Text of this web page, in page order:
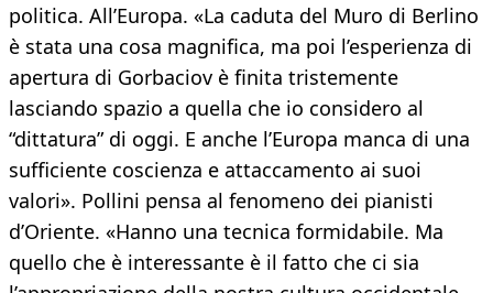
politica. All’Europa. «La caduta del Muro di Berlino
è stata una cosa magnifica, ma poi l’esperienza di
apertura di Gorbaciov è finita tristemente
lasciando spazio a quella che io considero al
“dittatura” di oggi. E anche l’Europa manca di una
sufficiente coscienza e attaccamento ai suoi
valori». Pollini pensa al fenomeno dei pianisti
d’Oriente. «Hanno una tecnica formidabile. Ma
quello che è interessante è il fatto che ci sia